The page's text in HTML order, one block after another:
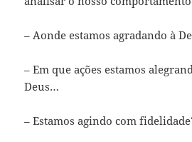
– Aonde estamos agradando à
– Em que ações estamos
Deus…
– Estamos agindo com